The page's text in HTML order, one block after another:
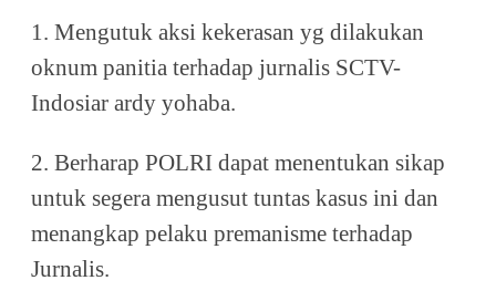
1. Mengutuk aksi kekerasan yg dilakukan
oknum panitia terhadap jurnalis SCTV-
Indosiar ardy yohaba.
2. Berharap POLRI dapat menentukan sikap
untuk segera mengusut tuntas kasus ini dan
menangkap pelaku premanisme terhadap
Jurnalis.